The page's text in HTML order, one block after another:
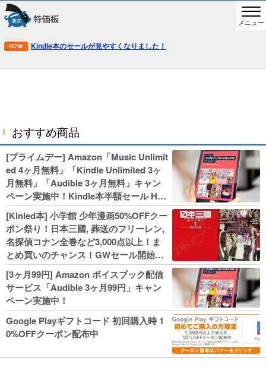
メニュー
Kindle本のセールが見やすくなりました！
おすすめ商品
[プライムデー] Amazon「Music Unlimit
ed 4ヶ月無料」「Kindle Unlimited 3ヶ
月無料」「Audible 3ヶ月無料」キャン
ペーン実施中！Kindle本半額セール HU
NTER×HUNTERなど集英社、無職転生,
幼女戦記などKADOKAWA、キャプテン
翼100円セールも！
[Kinled本] 小学館 少年漫画50%OFFクー
ポン祭り！日本三國, 葬送のフリーレン,
名探偵コナン全巻など3,000点以上！ま
とめ買いのチャンス！GWセール開始！
人気コミック多数 カドカワ祭やIT関連本
がセールに！
[3ヶ月99円] Amazon ボイスブック配信
サービス「Audible 3ヶ月99円」キャン
ペーン実施中！
Google Playギフトコード 初回購入時 1
0%OFFクーポン配布中